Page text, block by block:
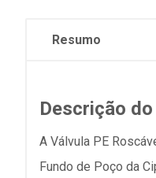
Resumo
Descrição
A Válvula PE
Fundo de Poço da